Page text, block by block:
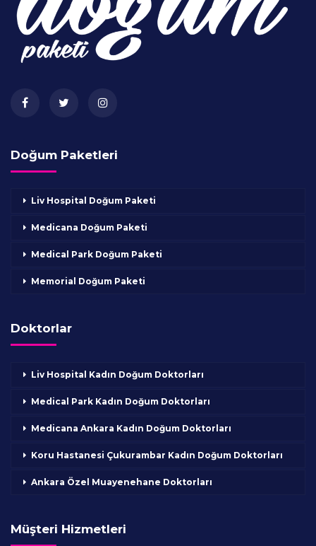
Doğum Paketleri
Liv Hospital Doğum Paketi
Medicana Doğum Paketi
Medical Park Doğum Paketi
Memorial Doğum Paketi
Doktorlar
Liv Hospital Kadın Doğum Doktorları
Medical Park Kadın Doğum Doktorları
Medicana Ankara Kadın Doğum Doktorları
Koru Hastanesi Çukurambar Kadın Doğum Doktorları
Ankara Özel Muayenehane Doktorları
Müşteri Hizmetleri